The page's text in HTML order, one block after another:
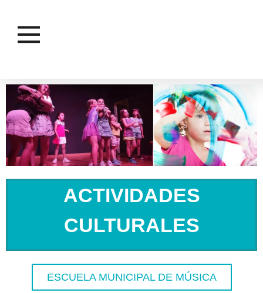
ACTIVIDADES
CULTURALES
ESCUELA MUNICIPAL DE MÚSICA